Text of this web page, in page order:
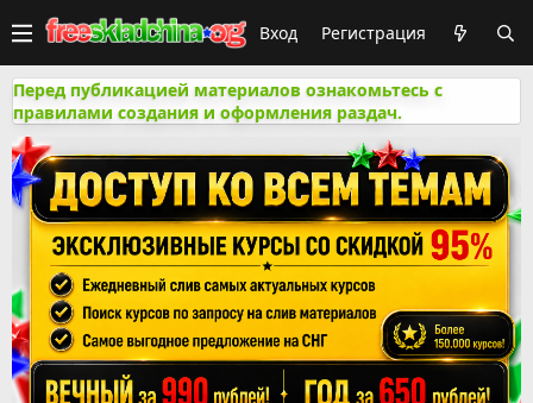
Вход Регистрация
Перед публикацией материалов ознакомьтесь с
правилами создания и оформления раздач.